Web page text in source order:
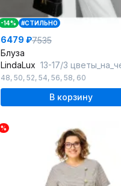
-14% #СТИЛЬНО
6479 ₽7535
Блуза
LindaLux 13-17/3
48, 50, 52, 54, 56, 58, 60
В корзину
%